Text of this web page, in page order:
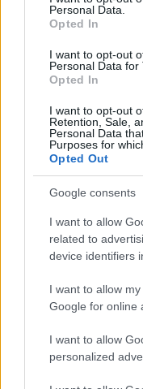
Personal Data.
Opted In
I want to opt-out
Personal Data for
Opted In
I want to opt-out
Retention, Sale,
Personal Data
Purposes for
Opted Out
Google consents
I want to allow
related to
device identifiers
I want to allow
Google for online
I want to allow
personalized
HÁZON KÍVÜL
KUTYA #
SZAPORÍTÁS
Népszerű